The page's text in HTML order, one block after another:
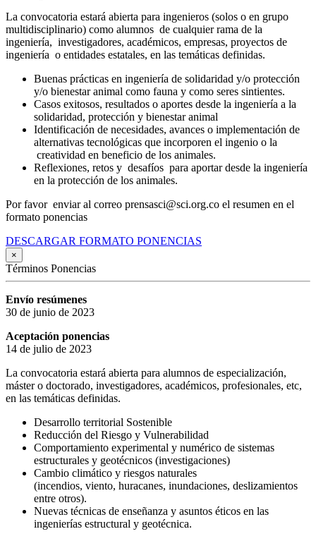
La convocatoria estará abierta para ingenieros (solos o en grupo
multidisciplinario) como alumnos de cualquier rama de la
ingeniería, investigadores, académicos, empresas, proyectos de
ingeniería o entidades estatales, en las temáticas definidas.
Buenas prácticas en ingeniería de solidaridad y/o protección
y/o bienestar animal como fauna y como seres sintientes.
Casos exitosos, resultados o aportes desde la ingeniería a la
solidaridad, protección y bienestar animal
Identificación de necesidades, avances o implementación de
alternativas tecnológicas que incorporen el ingenio o la
creatividad en beneficio de los animales.
Reflexiones, retos y desafíos para aportar desde la ingeniería
en la protección de los animales.
Por favor enviar al correo prensasci@sci.org.co el resumen en el
formato ponencias
DESCARGAR FORMATO PONENCIAS
×
Términos Ponencias
Envío resúmenes
30 de junio de 2023
Aceptación ponencias
14 de julio de 2023
La convocatoria estará abierta para alumnos de especialización,
máster o doctorado, investigadores, académicos, profesionales, etc,
en las temáticas definidas.
Desarrollo territorial Sostenible
Reducción del Riesgo y Vulnerabilidad
Comportamiento experimental y numérico de sistemas
estructurales y geotécnicos (investigaciones)
Cambio climático y riesgos naturales
(incendios, viento, huracanes, inundaciones, deslizamientos
entre otros).
Nuevas técnicas de enseñanza y asuntos éticos en las
ingenierías estructural y geotécnica.